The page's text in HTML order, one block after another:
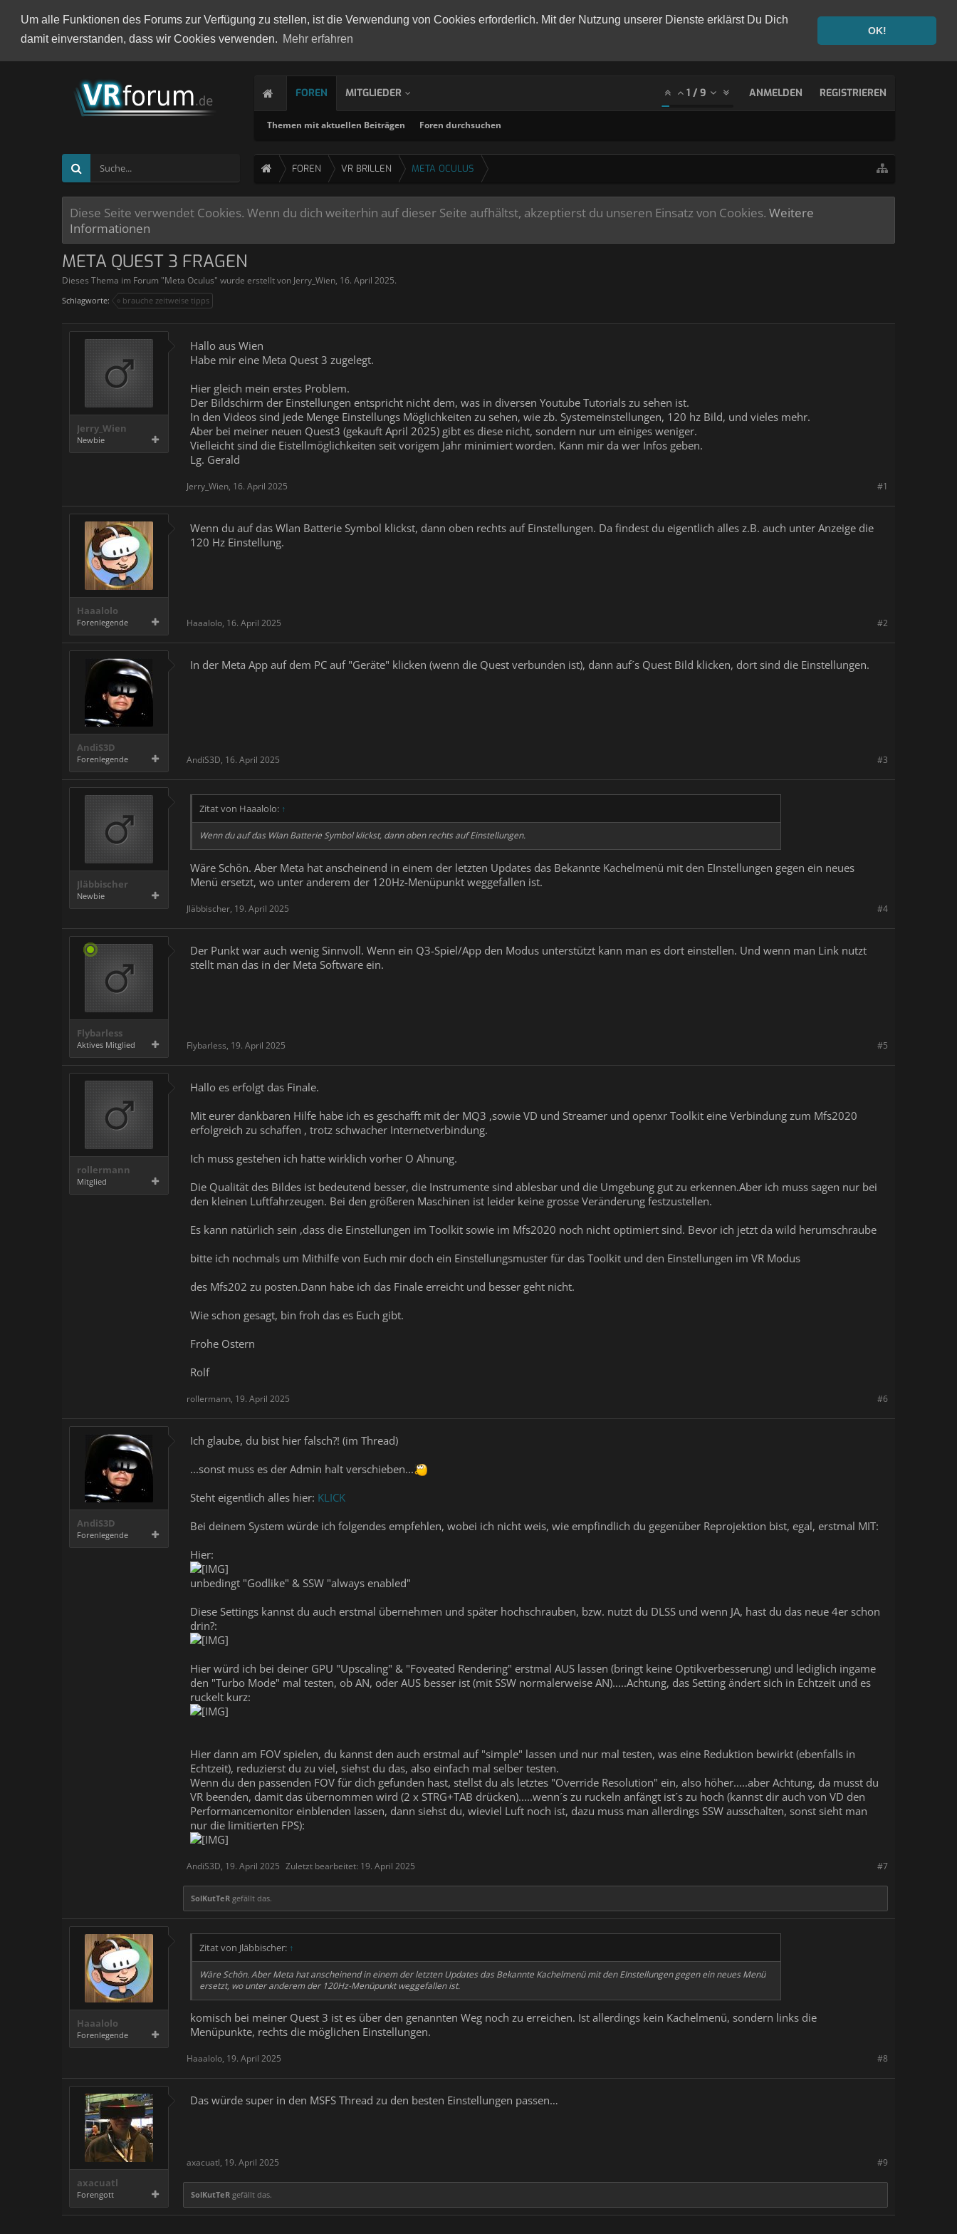
Um alle Funktionen des Forums zur Verfügung zu stellen, ist die Verwendung von Cookies erforderlich. Mit der Nutzung unserer Dienste erklärst Du Dich
damit einverstanden, dass wir Cookies verwenden. Mehr erfahren
OK!
FOREN
Themen mit aktuellen Beiträgen Foren durchsuchen
MITGLIEDER 1 / 9 ANMELDEN REGISTRIEREN
FOREN VR BRILLEN META OCULUS
Diese Seite verwendet Cookies. Wenn du dich weiterhin auf dieser Seite aufhältst, akzeptierst du unseren Einsatz von Cookies. Weitere
Informationen
META QUEST 3 FRAGEN
Dieses Thema im Forum "Meta Oculus" wurde erstellt von Jerry_Wien, 16. April 2025.
Schlagworte: brauche zeitweise tipps
Jerry_Wien
Newbie
Hallo aus Wien
Habe mir eine Meta Quest 3 zugelegt.
Hier gleich mein erstes Problem.
Der Bildschirm der Einstellungen entspricht nicht dem, was in diversen Youtube Tutorials zu sehen ist.
In den Videos sind jede Menge Einstellungs Möglichkeiten zu sehen, wie zb. Systemeinstellungen, 120 hz Bild, und vieles mehr.
Aber bei meiner neuen Quest3 (gekauft April 2025) gibt es diese nicht, sondern nur um einiges weniger.
Vielleicht sind die Eistellmöglichkeiten seit vorigem Jahr minimiert worden. Kann mir da wer Infos geben.
Lg. Gerald
#1
Jerry_Wien, 16. April 2025
Haaalolo
Forenlegende
Wenn du auf das Wlan Batterie Symbol klickst, dann oben rechts auf Einstellungen. Da findest du eigentlich alles z.B. auch unter Anzeige die
120 Hz Einstellung.
#2
Haaalolo, 16. April 2025
AndiS3D
Forenlegende
In der Meta App auf dem PC auf "Geräte" klicken (wenn die Quest verbunden ist), dann auf´s Quest Bild klicken, dort sind die Einstellungen.
#3
AndiS3D, 16. April 2025
Jläbbischer
Newbie
Zitat von Haaalolo: ↑
Wenn du auf das Wlan Batterie Symbol klickst, dann oben rechts auf Einstellungen.
Wäre Schön. Aber Meta hat anscheinend in einem der letzten Updates das Bekannte Kachelmenü mit den EInstellungen gegen ein neues
Menü ersetzt, wo unter anderem der 120Hz-Menüpunkt weggefallen ist.
#4
Jläbbischer, 19. April 2025
Flybarless
Aktives Mitglied
Der Punkt war auch wenig Sinnvoll. Wenn ein Q3-Spiel/App den Modus unterstützt kann man es dort einstellen. Und wenn man Link nutzt
stellt man das in der Meta Software ein.
#5
Flybarless, 19. April 2025
rollermann
Mitglied
Hallo es erfolgt das Finale.
Mit eurer dankbaren Hilfe habe ich es geschafft mit der MQ3 ,sowie VD und Streamer und openxr Toolkit eine Verbindung zum Mfs2020
erfolgreich zu schaffen , trotz schwacher Internetverbindung.
Ich muss gestehen ich hatte wirklich vorher O Ahnung.
Die Qualität des Bildes ist bedeutend besser, die Instrumente sind ablesbar und die Umgebung gut zu erkennen.Aber ich muss sagen nur bei
den kleinen Luftfahrzeugen. Bei den größeren Maschinen ist leider keine grosse Veränderung festzustellen.
Es kann natürlich sein ,dass die Einstellungen im Toolkit sowie im Mfs2020 noch nicht optimiert sind. Bevor ich jetzt da wild herumschraube
bitte ich nochmals um Mithilfe von Euch mir doch ein Einstellungsmuster für das Toolkit und den Einstellungen im VR Modus
des Mfs202 zu posten.Dann habe ich das Finale erreicht und besser geht nicht.
Wie schon gesagt, bin froh das es Euch gibt.
Frohe Ostern
Rolf
#6
rollermann, 19. April 2025
AndiS3D
Forenlegende
Ich glaube, du bist hier falsch?! (im Thread)
...sonst muss es der Admin halt verschieben...
Steht eigentlich alles hier: KLICK
Bei deinem System würde ich folgendes empfehlen, wobei ich nicht weis, wie empfindlich du gegenüber Reprojektion bist, egal, erstmal MIT:
Hier:
unbedingt "Godlike" & SSW "always enabled"
Diese Settings kannst du auch erstmal übernehmen und später hochschrauben, bzw. nutzt du DLSS und wenn JA, hast du das neue 4er schon
drin?:
Hier würd ich bei deiner GPU "Upscaling" & "Foveated Rendering" erstmal AUS lassen (bringt keine Optikverbesserung) und lediglich ingame
den "Turbo Mode" mal testen, ob AN, oder AUS besser ist (mit SSW normalerweise AN).....Achtung, das Setting ändert sich in Echtzeit und es
ruckelt kurz:
Hier dann am FOV spielen, du kannst den auch erstmal auf "simple" lassen und nur mal testen, was eine Reduktion bewirkt (ebenfalls in
Echtzeit), reduzierst du zu viel, siehst du das, also einfach mal selber testen.
Wenn du den passenden FOV für dich gefunden hast, stellst du als letztes "Override Resolution" ein, also höher.....aber Achtung, da musst du
VR beenden, damit das übernommen wird (2 x STRG+TAB drücken).....wenn´s zu ruckeln anfängt ist´s zu hoch (kannst dir auch von VD den
Performancemonitor einblenden lassen, dann siehst du, wieviel Luft noch ist, dazu muss man allerdings SSW ausschalten, sonst sieht man
nur die limitierten FPS):
#7
AndiS3D, 19. April 2025 Zuletzt bearbeitet: 19. April 2025
SolKutTeR gefällt das.
Haaalolo
Forenlegende
Zitat von Jläbbischer: ↑
Wäre Schön. Aber Meta hat anscheinend in einem der letzten Updates das Bekannte Kachelmenü mit den EInstellungen gegen ein neues Menü
ersetzt, wo unter anderem der 120Hz-Menüpunkt weggefallen ist.
komisch bei meiner Quest 3 ist es über den genannten Weg noch zu erreichen. Ist allerdings kein Kachelmenü, sondern links die
Menüpunkte, rechts die möglichen Einstellungen.
#8
Haaalolo, 19. April 2025
axacuatl
Forengott
Das würde super in den MSFS Thread zu den besten Einstellungen passen…
#9
axacuatl, 19. April 2025
SolKutTeR gefällt das.